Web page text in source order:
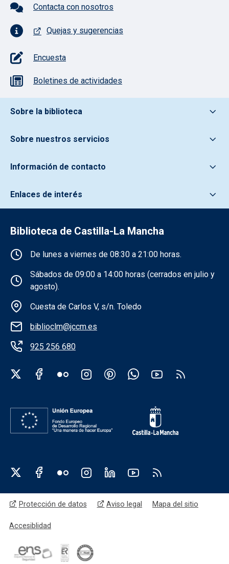
Contacta con nosotros
Quejas y sugerencias
Encuesta
Boletines de actividades
Pie de pagina información
Sobre la biblioteca
Sobre nuestros servicios
Información de contacto
Enlaces de interés
Biblioteca de Castilla-La Mancha
Información de la institución
De lunes a viernes de 08:30 a 21:00 horas.
Sábados de 09:00 a 14:00 horas (cerrados en julio y
agosto).
Cuesta de Carlos V, s/n. Toledo
biblioclm@jccm.es
925 256 680
Redes sociales institución
Redes sociales JCCM
Menú legal
Protección de datos Aviso legal Mapa del sitio
Accesiblidad